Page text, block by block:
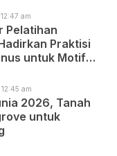
am
Pelatihan
Praktisi
untuk Motif
am
2026, Tanah
untuk